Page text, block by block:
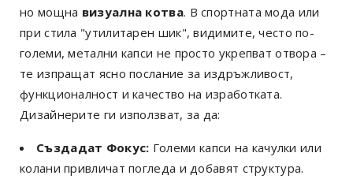
но мощна визуална котва. В спортната мода или
при стила "утилитарен шик", видимите, често по-
големи, метални капси не просто укрепват отвора –
те изпращат ясно послание за издръжливост,
функционалност и качество на изработката.
Дизайнерите ги използват, за да:
Създадат Фокус: Големи капси на качулки или
колани привличат погледа и добавят структура.